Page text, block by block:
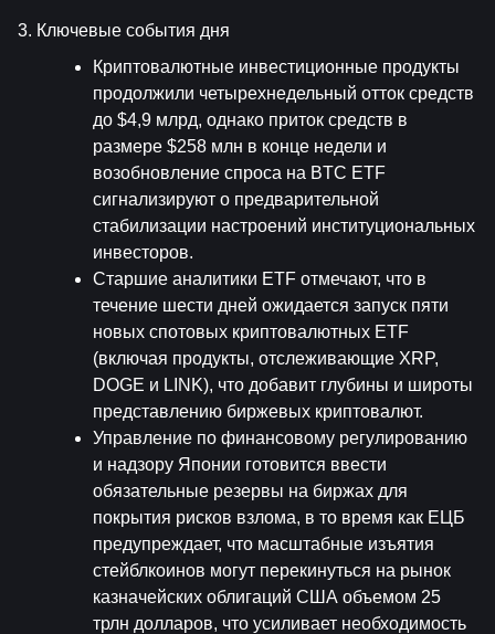
3. Ключевые события дня
Криптовалютные инвестиционные продукты
продолжили четырехнедельный отток средств
до $4,9 млрд, однако приток средств в
размере $258 млн в конце недели и
возобновление спроса на BTC ETF
сигнализируют о предварительной
стабилизации настроений институциональных
инвесторов.
Старшие аналитики ETF отмечают, что в
течение шести дней ожидается запуск пяти
новых спотовых криптовалютных ETF
(включая продукты, отслеживающие XRP,
DOGE и LINK), что добавит глубины и широты
представлению биржевых криптовалют.
Управление по финансовому регулированию
и надзору Японии готовится ввести
обязательные резервы на биржах для
покрытия рисков взлома, в то время как ЕЦБ
предупреждает, что масштабные изъятия
стейблкоинов могут перекинуться на рынок
казначейских облигаций США объемом 25
трлн долларов, что усиливает необходимость